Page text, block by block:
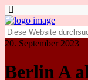
20. September 2023
Berlin A